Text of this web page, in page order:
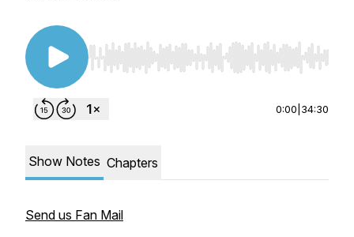
Use Left/Right to seek, Home/End to jump to
0:00 34:30
Show Notes Chapters
Send us Fan Mail